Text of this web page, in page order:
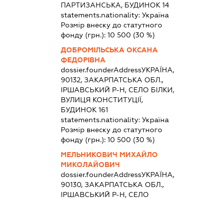
ПАРТИЗАНСЬКА, БУДИНОК 14
statements.nationality:Україна
Розмір внеску до статутного
фонду (грн.):10 500 (30 %)
ДОБРОМІЛЬСЬКА ОКСАНА
ФЕДОРІВНА
dossier.founderAddressУКРАЇНА,
90132, ЗАКАРПАТСЬКА ОБЛ.,
ІРШАВСЬКИЙ Р-Н, СЕЛО БІЛКИ,
ВУЛИЦЯ КОНСТИТУЦІЇ,
БУДИНОК 161
statements.nationality:Україна
Розмір внеску до статутного
фонду (грн.):10 500 (30 %)
МЕЛЬНИКОВИЧ МИХАЙЛО
МИКОЛАЙОВИЧ
dossier.founderAddressУКРАЇНА,
90130, ЗАКАРПАТСЬКА ОБЛ.,
ІРШАВСЬКИЙ Р-Н, СЕЛО